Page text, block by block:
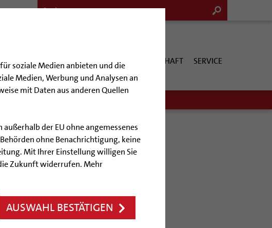
soziale Medien anbieten und die
Medien, Werbung und Analysen an
mit Daten aus anderen Quellen
der EU ohne angemessenes
ohne Benachrichtigung, keine
Mit Ihrer Einstellung willigen Sie
Zukunft widerrufen. Mehr
AUSWAHL BESTÄTIGEN
BILDUNG & KULTUR KIRCHE & GESELLSCHAFT SERVICE
Kuchen
Norbert Trelle